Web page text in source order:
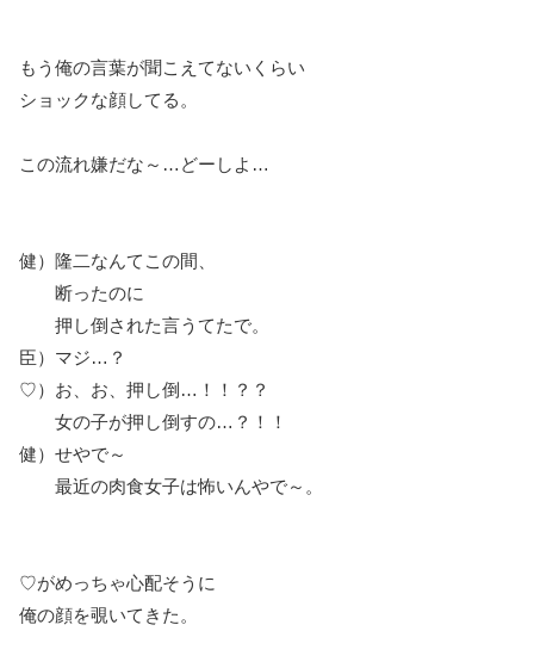
もう俺の言葉が聞こえてないくらい
ショックな顔してる。
この流れ嫌だな～…どーしよ…
健）隆二なんてこの間、
断ったのに
押し倒された言うてたで。
臣）マジ…？
♡）お、お、押し倒…！！？？
女の子が押し倒すの…？！！
健）せやで～
最近の肉食女子は怖いんやで～。
♡がめっちゃ心配そうに
俺の顔を覗いてきた。